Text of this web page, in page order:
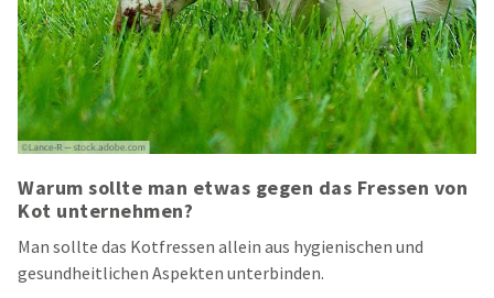
Warum sollte man etwas gegen das Fressen von
Kot unternehmen?
Man sollte das Kotfressen allein aus hygienischen und
gesundheitlichen Aspekten unterbinden.